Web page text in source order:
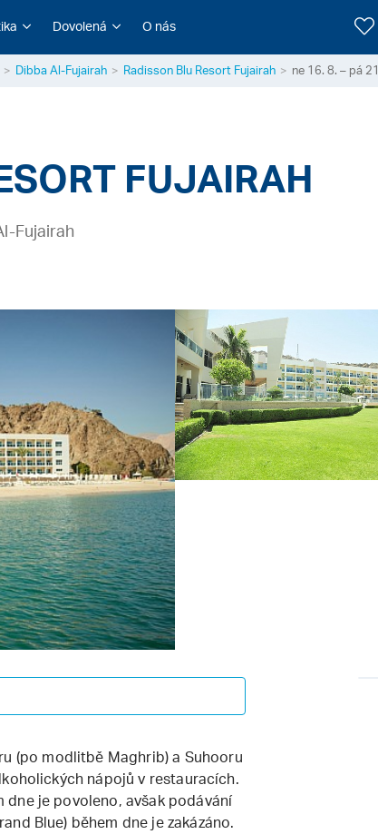
Dovolená O nás
Dibba Al-Fujairah Radisson Blu Resort Fujairah ne 16. 8. – pá
FUJAIRAH
Fujairah
(po modlitbě Maghrib) a Suhooru
nápojů v restauracích.
dne je povoleno, avšak podávání
Blue) během dne je zakázáno.